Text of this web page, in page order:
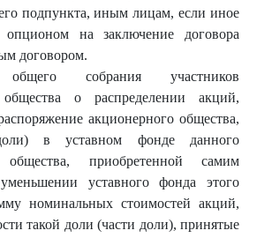
подпункта, иным лицам, если иное
опционом на заключение договора
договором.
собрания участников
общества о распределении акций,
акционерного общества,
в уставном фонде данного
общества, приобретенной самим
уставного фонда этого
номинальных стоимостей акций,
такой доли (части доли), принятые